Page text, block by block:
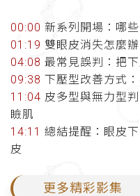
00:00 新系列開場：哪
01:19 雙眼皮消失怎麼
04:08 最常見誤判：把
09:38 下壓型改善方式
11:04 皮多型與無力型
瞼肌
14:11 總結提醒：眼皮
皮
更多精彩影集